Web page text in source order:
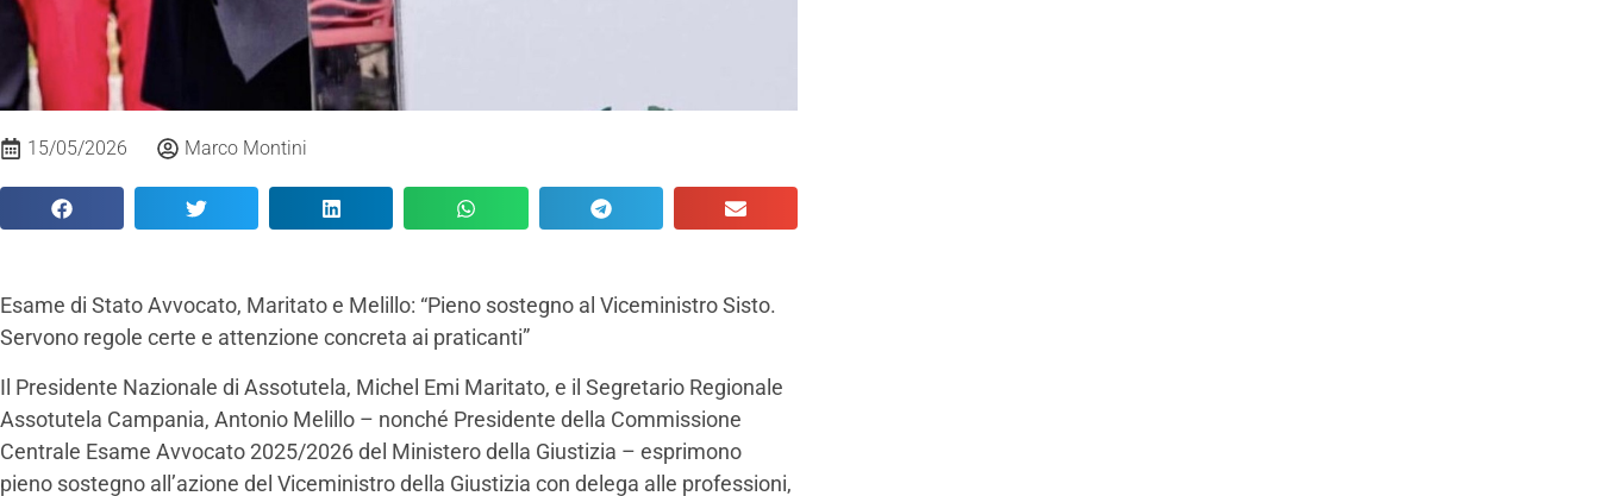
15/05/2026 Marco Montini
Esame di Stato Avvocato, Maritato e Melillo: “Pieno sostegno al Viceministro Sisto.
Servono regole certe e attenzione concreta ai praticanti”
Il Presidente Nazionale di Assotutela, Michel Emi Maritato, e il Segretario Regionale
Assotutela Campania, Antonio Melillo – nonché Presidente della Commissione
Centrale Esame Avvocato 2025/2026 del Ministero della Giustizia – esprimono
pieno sostegno all’azione del Viceministro della Giustizia con delega alle professioni,